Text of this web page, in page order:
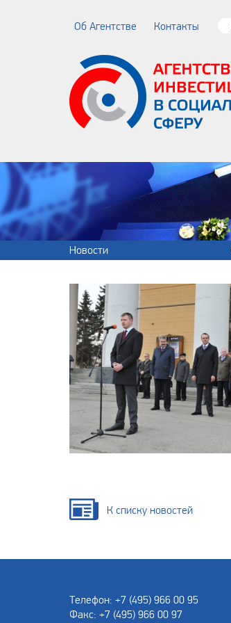
Об Агентстве Контакты
Новости
К списку новостей
Телефон: +7 (495) 966 00 95
Факс: +7 (495) 966 00 97